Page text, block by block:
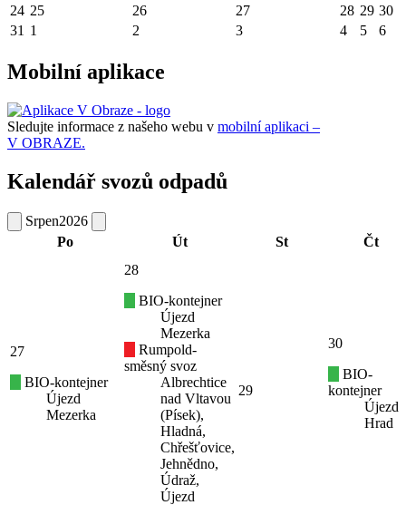
24 25 26 27 28 29 30
31 1 2 3 4 5 6
Mobilní aplikace
Sledujte informace z našeho webu v mobilní aplikaci –
V OBRAZE.
Kalendář svozů odpadů
Srpen2026
Po
Út St Čt
27
BIO-kontejner
Újezd
Mezerka
28
BIO-kontejner
Újezd
Mezerka
Rumpold-
směsný svoz
Albrechtice
nad Vltavou
(Písek),
Hladná,
Chřešťovice,
Jehnědno,
Údraž,
Újezd
29
30
BIO-
kontejner
Újezd
Hrad